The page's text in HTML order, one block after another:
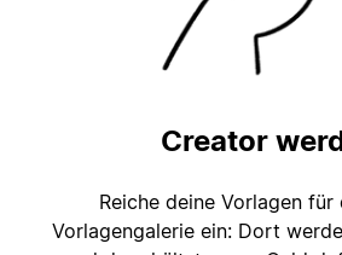
Creator
Reiche deine Vorlagen
Vorlagengalerie ein: Dort